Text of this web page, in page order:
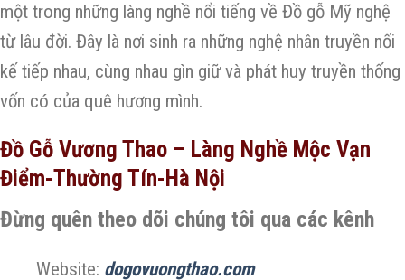
một trong những làng nghề nổi tiếng về Đồ gỗ Mỹ nghệ
từ lâu đời. Đây là nơi sinh ra những nghệ nhân truyền nối
kế tiếp nhau, cùng nhau gìn giữ và phát huy truyền thống
vốn có của quê hương mình.
Đồ Gỗ Vương Thao – Làng Nghề Mộc Vạn
Điểm-Thường Tín-Hà Nội
Đừng quên theo dõi chúng tôi qua các kênh
Website: dogovuongthao.com